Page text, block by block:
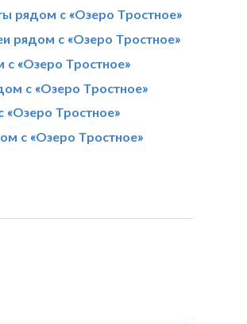
рядом с «Озеро Тростное»
рядом с «Озеро Тростное»
«Озеро Тростное»
с «Озеро Тростное»
«Озеро Тростное»
с «Озеро Тростное»